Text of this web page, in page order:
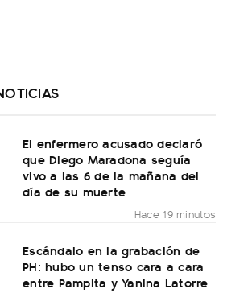
El enfermero acusado declaró
que Diego Maradona seguía
vivo a las 6 de la mañana del
día de su muerte
Hace 19 minutos
Escándalo en la grabación de
PH: hubo un tenso cara a cara
entre Pampita y Yanina Latorre